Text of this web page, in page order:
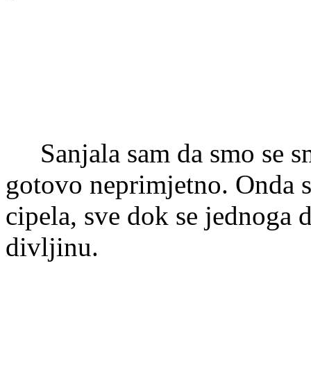
Sanjala sam da smo se
gotovo neprimjetno. Onda
cipela, sve dok se
divljinu.